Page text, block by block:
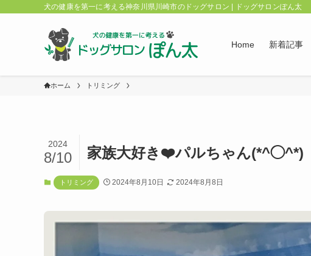
犬の健康を第一に考える神奈川県川崎市のドッグサロン | ドッグサロンぽん太
Home 新着記事
ホーム トリミング
家族大好き❤️パルちゃん(*^◯^*)
2024
8/10
トリミング 2024年8月10日 2024年8月8日